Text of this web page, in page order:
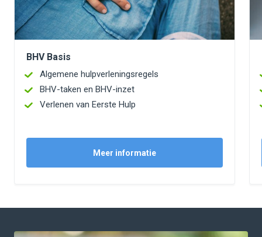
BHV Basis
Algemene hulpverleningsregels
BHV-taken en BHV-inzet
Verlenen van Eerste Hulp
Meer informatie